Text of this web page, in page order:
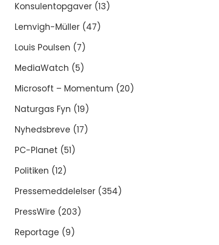
Konsulentopgaver (13)
Lemvigh-Müller (47)
Louis Poulsen (7)
MediaWatch (5)
Microsoft – Momentum (20)
Naturgas Fyn (19)
Nyhedsbreve (17)
PC-Planet (51)
Politiken (12)
Pressemeddelelser (354)
PressWire (203)
Reportage (9)